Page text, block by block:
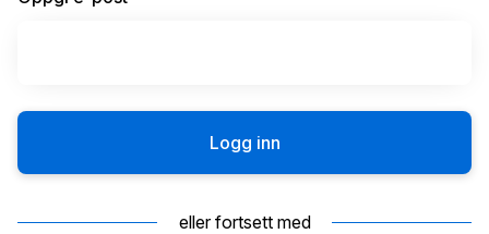
Logg inn
eller fortsett med